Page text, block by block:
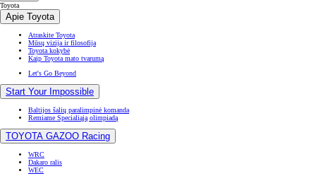
Toyota
Apie Toyota
Atraskite Toyota
Mūsų vizija ir filosofija
Toyota kokybė
Kaip Toyota mato tvarumą
Let's Go Beyond
Start Your Impossible
Baltijos šalių paralimpinė komanda
Remiame Specialiąją olimpiadą
TOYOTA GAZOO Racing
WRC
Dakaro ralis
WEC